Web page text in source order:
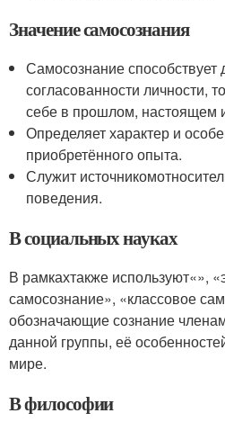
Значение самосознания
Самосознание
согласованности личности,
себе в прошлом, настоящем
Определяет характер и
приобретённого опыта.
Служит
поведения.
В социальных науках
В рамкахтакже используют«»,
самосознание», «классовое
обозначающие сознание
данной группы, её
мире.
В философии